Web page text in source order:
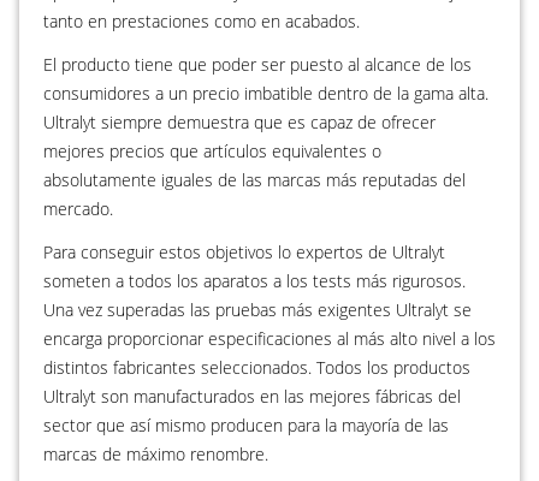
tanto en prestaciones como en acabados.
El producto tiene que poder ser puesto al alcance de los
consumidores a un precio imbatible dentro de la gama alta.
Ultralyt siempre demuestra que es capaz de ofrecer
mejores precios que artículos equivalentes o
absolutamente iguales de las marcas más reputadas del
mercado.
Para conseguir estos objetivos lo expertos de Ultralyt
someten a todos los aparatos a los tests más rigurosos.
Una vez superadas las pruebas más exigentes Ultralyt se
encarga proporcionar especificaciones al más alto nivel a los
distintos fabricantes seleccionados. Todos los productos
Ultralyt son manufacturados en las mejores fábricas del
sector que así mismo producen para la mayoría de las
marcas de máximo renombre.